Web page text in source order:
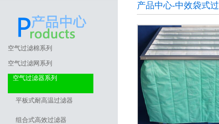
空气过滤棉系列
空气过滤网系列
空气过滤器系列
平板式耐高温过滤器
组合式高效过滤器
产品中心-中效袋式